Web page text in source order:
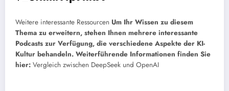
Weitere interessante Ressourcen Um Ihr Wissen zu diesem
Thema zu erweitern, stehen Ihnen mehrere interessante
Podcasts zur Verfügung, die verschiedene Aspekte der KI-
Kultur behandeln. Weiterführende Informationen finden Sie
hier: Vergleich zwischen DeepSeek und OpenAI